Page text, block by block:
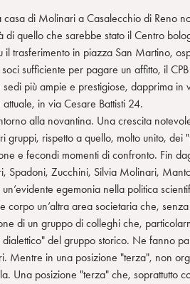
di Molinari a Casalecchio di Reno
di quello che sarebbe stato il Centro
il trasferimento in piazza San Martino,
sufficiente per pagare un affitto, il
sedi più ampie e prestigiose, dapprima
in via Cesare Battisti 24.
alla novantina. Una crescita
gruppi, rispetto a quello, molto unito,
e fecondi momenti di confronto. Fin
Spadoni, Zucchini, Silvia Molinari,
un’evidente egemonia nella politica
corpo un’altra area societaria che,
di un gruppo di colleghi che,
del gruppo storico. Ne fanno
Mentre in una posizione "terza", non
Una posizione "terza" che, soprattutto